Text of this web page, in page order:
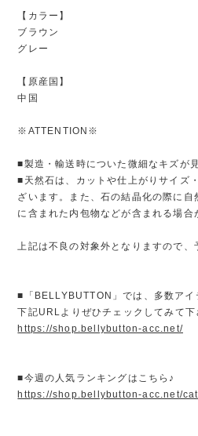
【カラー】
ブラウン
グレー
【原産国】
中国
※ATTENTION※
■製造・輸送時についた微細なキズが
■天然石は、カットや仕上がりサイズ
ざいます。また、石の結晶化の際に
に含まれた内包物などが含まれる場合
上記は不良の対象外となりますので、
■「BELLYBUTTON」では、多数アイ
下記URLよりぜひチェックしてみて下
https://shop.bellybutton-acc.net/
■今週の人気ランキングはこちら♪
https://shop.bellybutton-acc.net/